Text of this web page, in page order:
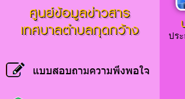
ศูนย์ข้อมูลข่าวสาร
เทศบาลตำบลกุดกว้าง ปร